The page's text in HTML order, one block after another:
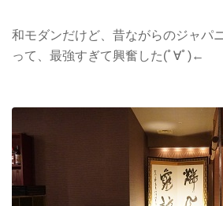
和モダンだけど、昔ながらのジャパ
って、最強すぎて興奮した(ﾟ∀ﾟ)←